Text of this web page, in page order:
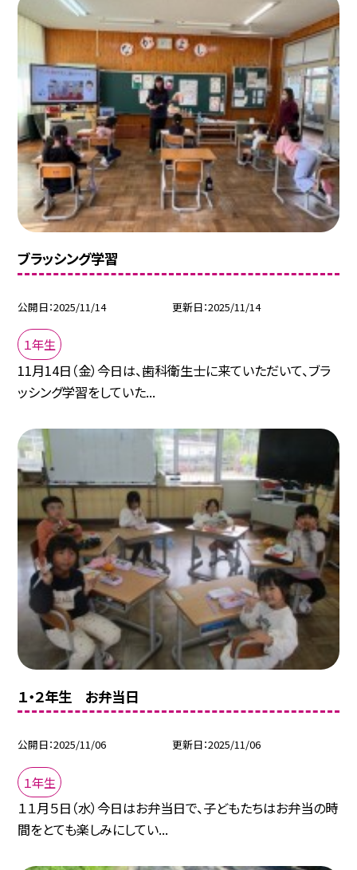
ブラッシング学習
公開日 2025/11/14 更新日 2025/11/14
１年生
11月14日（金）今日は、歯科衛生士に来ていただいて、ブラ
ッシング学習をしていた...
１・２年生 お弁当日
公開日 2025/11/06 更新日 2025/11/06
１年生
１１月５日（水）今日はお弁当日で、子どもたちはお弁当の時
間をとても楽しみにしてい...